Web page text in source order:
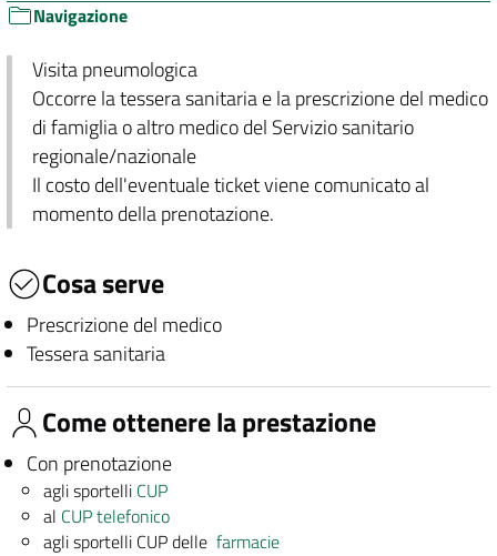
Navigazione
Visita pneumologica
Occorre la tessera sanitaria e la prescrizione del medico
di famiglia o altro medico del Servizio sanitario
regionale/nazionale
Il costo dell'eventuale ticket viene comunicato al
momento della prenotazione.
Cosa serve
Prescrizione del medico
Tessera sanitaria
Come ottenere la prestazione
Con prenotazione
agli sportelli CUP
al CUP telefonico
agli sportelli CUP dellefarmacie